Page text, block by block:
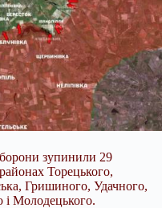
зупинили 29
Торецького,
Гришиного, Удачного,
і Молодецького.